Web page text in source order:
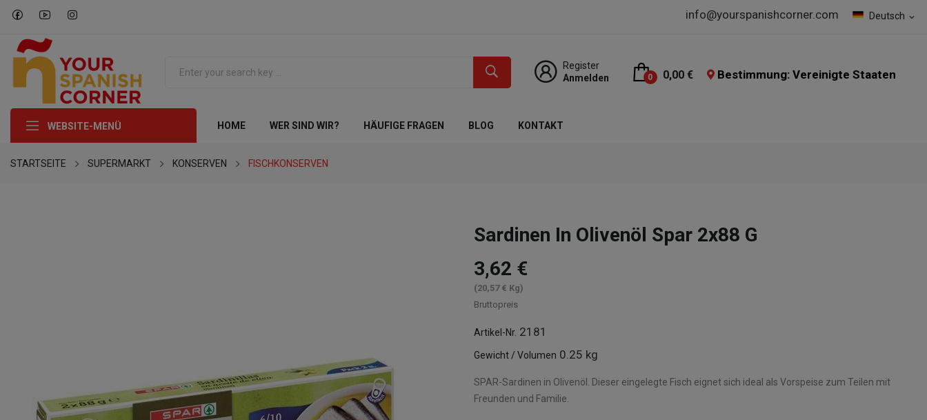
Deutsch expand_more
info@yourspanishcorner.com
Register
Anmelden
0 0,00 € Bestimmung: Vereinigte Staaten
WEBSITE-MENÜ HOME WER SIND WIR? HÄUFIGE FRAGEN BLOG KONTAKT
STARTSEITE SUPERMARKT KONSERVEN FISCHKONSERVEN
Sardinen In Olivenöl Spar 2x88 G
3,62 €
(20,57 € Kg)
Bruttopreis
Artikel-Nr. 2181
Gewicht / Volumen 0.25 kg
SPAR-Sardinen in Olivenöl. Dieser eingelegte Fisch eignet sich ideal als Vorspeise zum Teilen mit
Freunden und Familie.